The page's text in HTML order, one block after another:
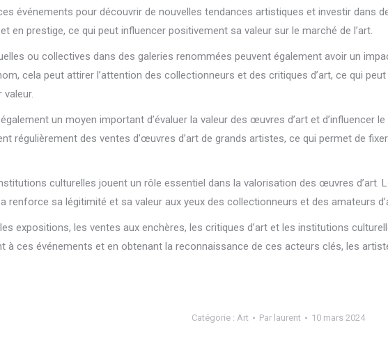
événements pour découvrir de nouvelles tendances artistiques et investir
en prestige, ce qui peut influencer positivement sa valeur sur le marché de l’art.
ou collectives dans des galeries renommées peuvent également avoir un
cela peut attirer l’attention des collectionneurs et des critiques d’art, ce qui
un moyen important d’évaluer la valeur des œuvres d’art et d’influencer
régulièrement des ventes d’œuvres d’art de grands artistes, ce qui permet de
culturelles jouent un rôle essentiel dans la valorisation des œuvres d’art.
renforce sa légitimité et sa valeur aux yeux des collectionneurs et des amateurs
expositions, les ventes aux enchères, les critiques d’art et les institutions
à ces événements et en obtenant la reconnaissance de ces acteurs clés, les
Catégorie : Art Par laurent 10 mars 2024